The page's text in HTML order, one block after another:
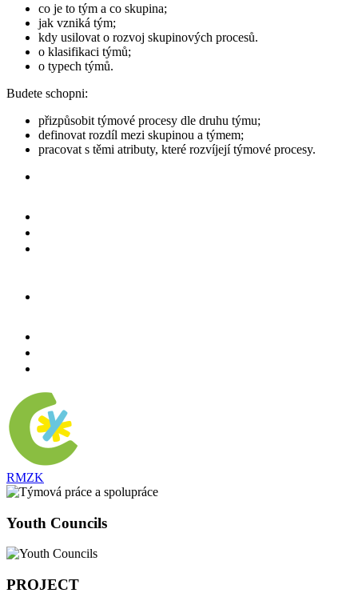
co je to tým a co skupina;
jak vzniká tým;
kdy usilovat o rozvoj skupinových procesů.
o klasifikaci týmů;
o typech týmů.
Budete schopni:
přizpůsobit týmové procesy dle druhu týmu;
definovat rozdíl mezi skupinou a týmem;
pracovat s těmi atributy, které rozvíjejí týmové procesy.
RMZK
Youth Councils
PROJECT